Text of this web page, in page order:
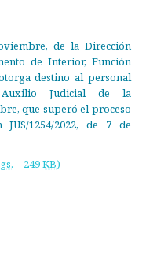
de la Dirección
de Interior, Función
destino al personal
Judicial de la
que superó el proceso
1254/2022, de 7 de
– 249KB)